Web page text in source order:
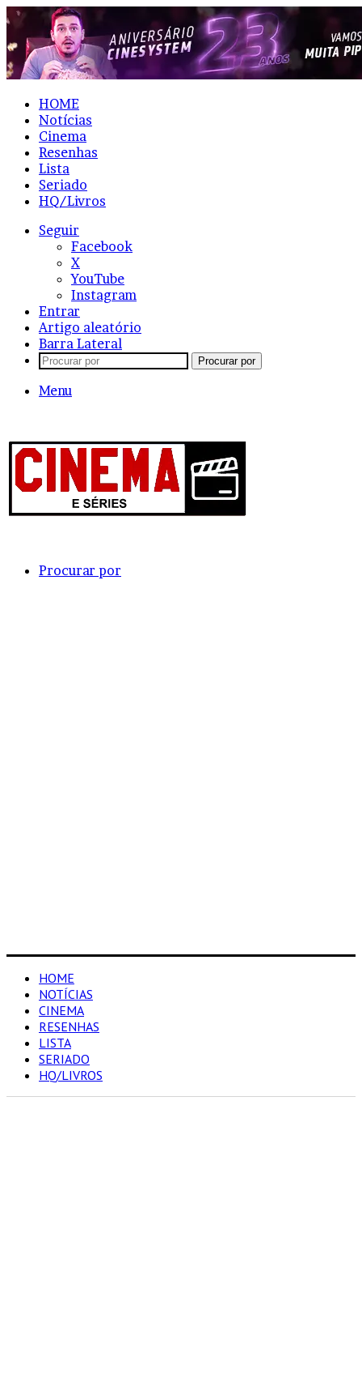
HOME
Notícias
Cinema
Resenhas
Lista
Seriado
HQ/Livros
Seguir
Facebook
X
YouTube
Instagram
Entrar
Artigo aleatório
Barra Lateral
Procurar por
Menu
Procurar por
HOME
NOTÍCIAS
CINEMA
RESENHAS
LISTA
SERIADO
HQ/LIVROS